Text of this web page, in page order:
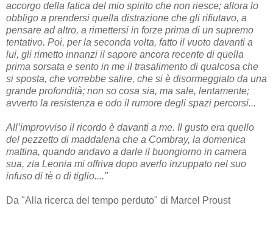
accorgo della fatica del mio spirito che non riesce; allora lo
obbligo a prendersi quella distrazione che gli rifiutavo, a
pensare ad altro, a rimettersi in forze prima di un supremo
tentativo. Poi, per la seconda volta, fatto il vuoto davanti a
lui, gli rimetto innanzi il sapore ancora recente di quella
prima sorsata e sento in me il trasalimento di qualcosa che
si sposta, che vorrebbe salire, che si è disormeggiato da una
grande profondità; non so cosa sia, ma sale, lentamente;
avverto la resistenza e odo il rumore degli spazi percorsi...
All’improvviso il ricordo è davanti a me. Il gusto era quello
del pezzetto di maddalena che a Combray, la domenica
mattina, quando andavo a darle il buongiorno in camera
sua, zia Leonia mi offriva dopo averlo inzuppato nel suo
infuso di tè o di tiglio...."
Da "Alla ricerca del tempo perduto" di Marcel Proust